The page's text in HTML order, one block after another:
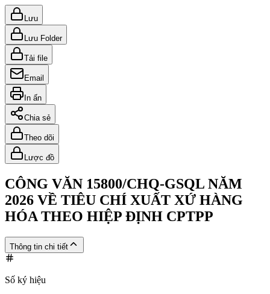
Lưu
Lưu Folder
Tải file
Email
In ấn
Chia sẻ
Theo dõi
Lược đồ
CÔNG VĂN 15800/CHQ-GSQL NĂM
2026 VỀ TIÊU CHÍ XUẤT XỨ HÀNG
HÓA THEO HIỆP ĐỊNH CPTPP
Thông tin chi tiết
Số ký hiệu